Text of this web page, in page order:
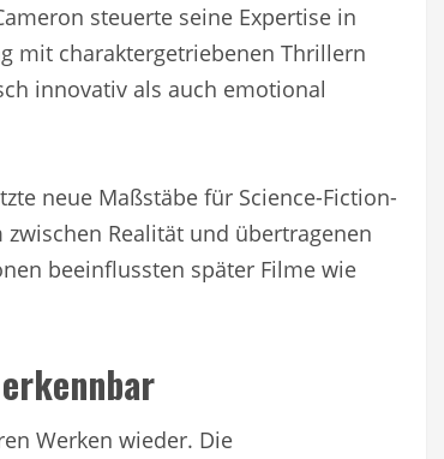
steuerte seine Expertise in
mit charaktergetriebenen Thrillern
innovativ als auch emotional
neue Maßstäbe für Science-Fiction-
Realität und übertragenen
beeinflussten später Filme wie
Werken wieder. Die